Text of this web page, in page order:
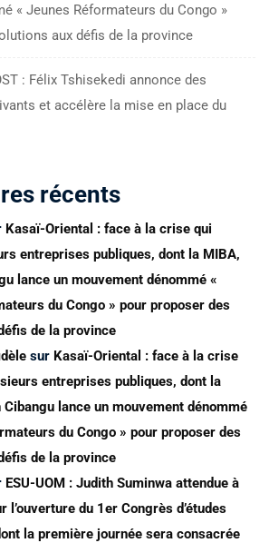
« Jeunes Réformateurs du Congo »
aux défis de la province
: Félix Tshisekedi annonce des
et accélère la mise en place du
récents
Kasaï-Oriental : face à la crise qui
entreprises publiques, dont la MIBA,
lance un mouvement dénommé «
du Congo » pour proposer des
de la province
sur Kasaï-Oriental : face à la crise
entreprises publiques, dont la
Cibangu lance un mouvement dénommé
du Congo » pour proposer des
de la province
ESU-UOM : Judith Suminwa attendue à
l’ouverture du 1er Congrès d’études
la première journée sera consacrée